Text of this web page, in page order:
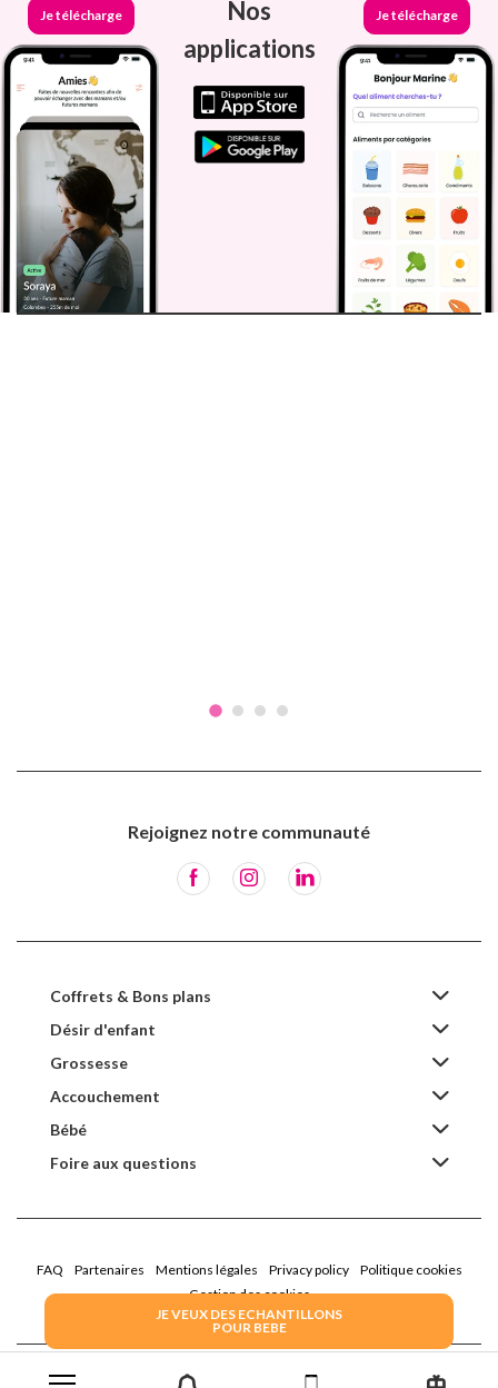
JE VEUX DES ECHANTILLONS
POUR BEBE
Je télécharge
Nos
applications
Je télécharge
Rejoignez notre communauté
Coffrets & Bons plans
Désir d'enfant
Grossesse
Accouchement
Bébé
Foire aux questions
FAQ Partenaires Mentions légales Privacy policy
Politique cookies
Gestion des cookies